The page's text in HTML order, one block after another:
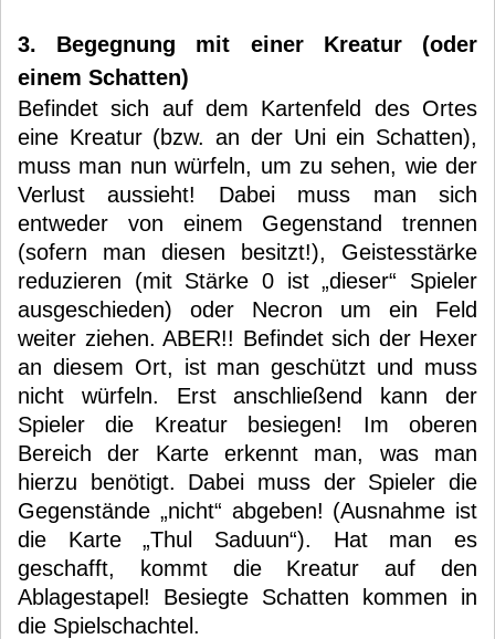
3. Begegnung mit einer Kreatur (oder
einem Schatten)
Befindet sich auf dem Kartenfeld des Ortes
eine Kreatur (bzw. an der Uni ein Schatten),
muss man nun würfeln, um zu sehen, wie der
Verlust aussieht! Dabei muss man sich
entweder von einem Gegenstand trennen
(sofern man diesen besitzt!), Geistesstärke
reduzieren (mit Stärke 0 ist „dieser“ Spieler
ausgeschieden) oder Necron um ein Feld
weiter ziehen. ABER!! Befindet sich der Hexer
an diesem Ort, ist man geschützt und muss
nicht würfeln. Erst anschließend kann der
Spieler die Kreatur besiegen! Im oberen
Bereich der Karte erkennt man, was man
hierzu benötigt. Dabei muss der Spieler die
Gegenstände „nicht“ abgeben! (Ausnahme ist
die Karte „Thul Saduun“). Hat man es
geschafft, kommt die Kreatur auf den
Ablagestapel! Besiegte Schatten kommen in
die Spielschachtel.